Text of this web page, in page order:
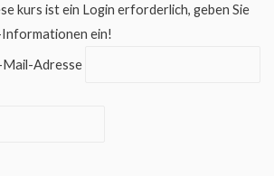
kurs ist ein Login erforderlich, geben Sie
ein!
Mail-Adresse